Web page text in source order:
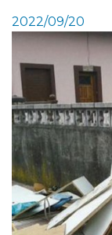
2022/09/20